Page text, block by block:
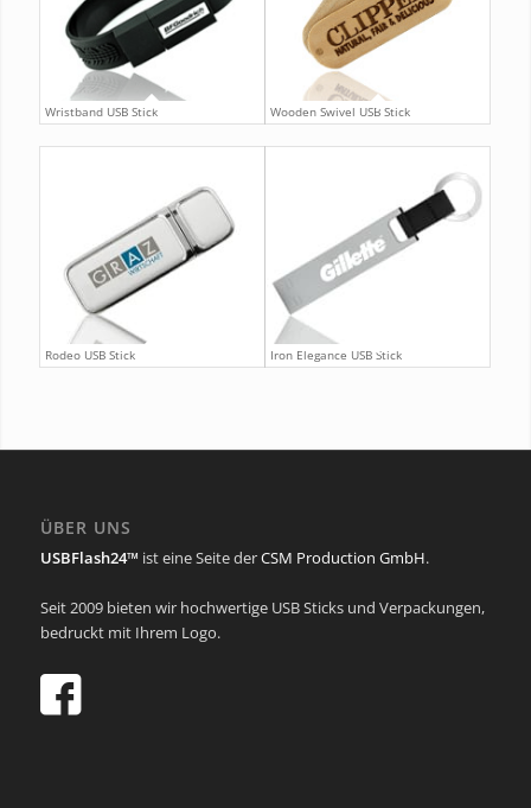
Wristband USB Stick Wooden Swivel USB Stick
Rodeo USB Stick Iron Elegance USB Stick
ÜBER UNS
USBFlash24™ ist eine Seite derCSM Production GmbH.
Seit 2009 bieten wir hochwertige USB Sticks und Verpackungen,
bedruckt mit Ihrem Logo.